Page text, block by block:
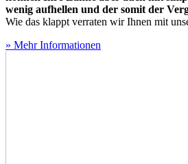
wenig aufhellen und der somit der
Wie das klappt verraten wir Ihnen mit
» Mehr Informationen